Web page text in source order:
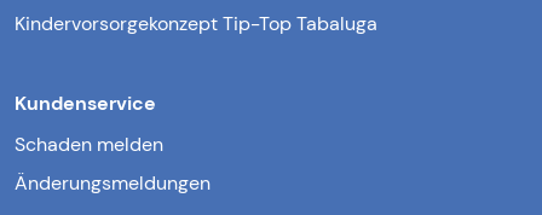
Kindervorsorgekonzept Tip-Top Tabaluga
Kundenservice
Schaden melden
Änderungsmeldungen